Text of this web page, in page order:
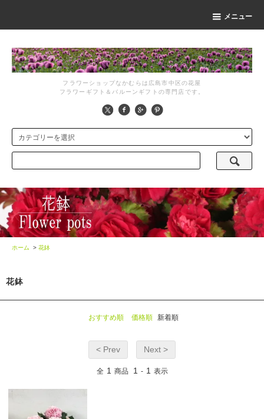
メニュー
フラワーショップなかむらは広島市中区の花屋
フラワーギフト＆バルーンギフトの専門店です。
ホーム > 花鉢
花鉢
おすすめ順 価格順 新着順
< Prev Next >
全 1 商品 1 - 1 表示